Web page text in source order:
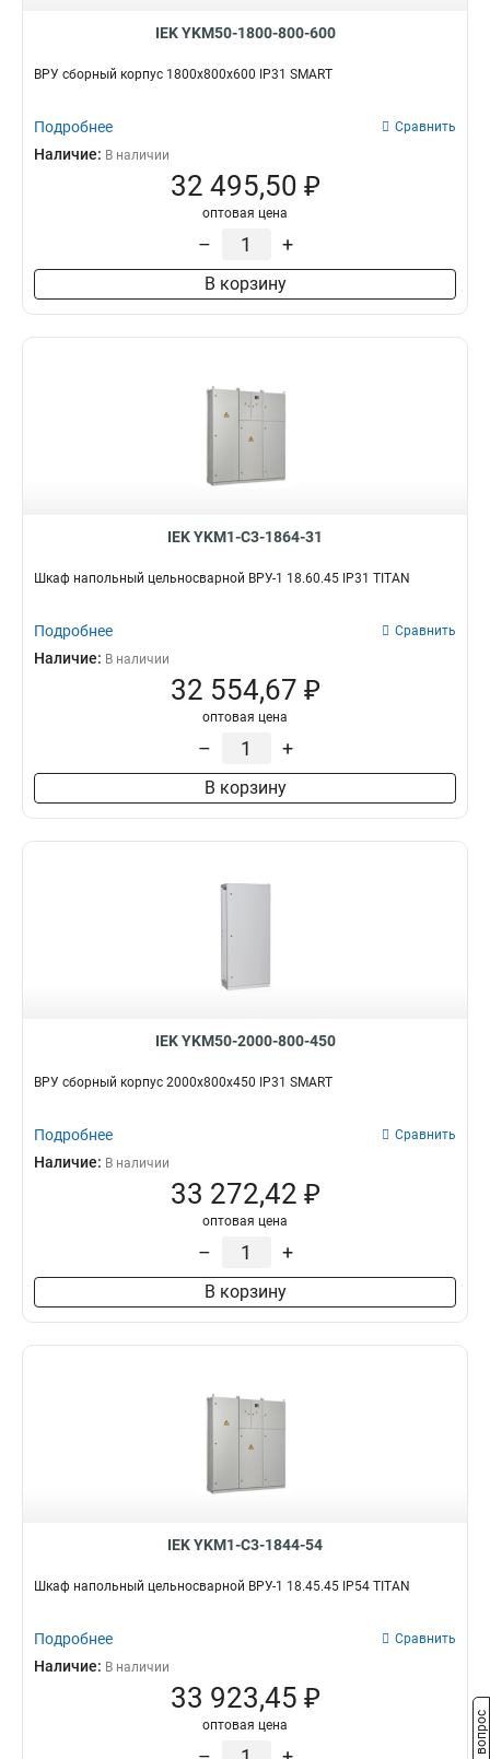
IEK YKM50-1800-800-600
ВРУ сборный корпус 1800х800х600 IP31 SMART
Подробнее Сравнить
Наличие: В наличии
32 495,50 ₽
оптовая цена
– +
В корзину
IEK YKM1-C3-1864-31
Шкаф напольный цельносварной ВРУ-1 18.60.45 IP31 TITAN
Подробнее Сравнить
Наличие: В наличии
32 554,67 ₽
оптовая цена
– +
В корзину
IEK YKM50-2000-800-450
ВРУ сборный корпус 2000х800х450 IP31 SMART
Подробнее Сравнить
Наличие: В наличии
33 272,42 ₽
оптовая цена
– +
В корзину
IEK YKM1-C3-1844-54
Шкаф напольный цельносварной ВРУ-1 18.45.45 IP54 TITAN
Подробнее Сравнить
Наличие: В наличии
33 923,45 ₽
оптовая цена